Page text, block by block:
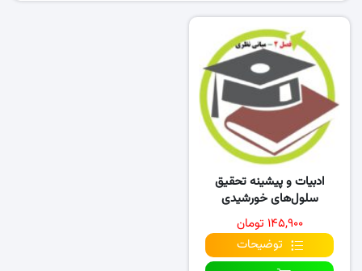
ادبیات و پیشینه تحقیق
سلول‌های خورشیدی
پروسکایتی
۱۴۵,۹۰۰ تومان
توضیحات